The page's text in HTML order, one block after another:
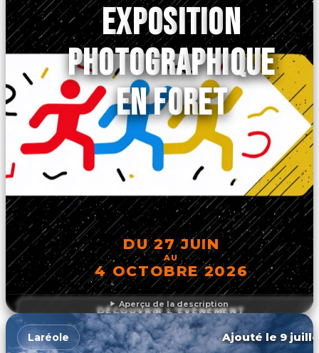
Aperçu de la description
EXPOSITION
PHOTOGRAPHIQUE
EN FORET
DU 27 JUIN
AU
4 OCTOBRE 2026
DÉCOUVRIR L'ÉVÉNEMENT
Laréole Ajouté le 9